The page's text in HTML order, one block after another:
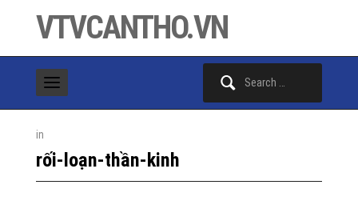
VTVCANTHO.VN
in
rối-loạn-thần-kinh